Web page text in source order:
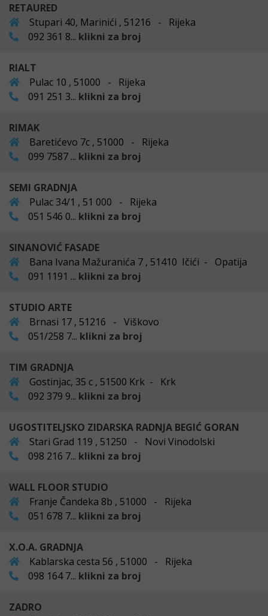
RETAURED
Stupari 40, Marinići , 51216 - Rijeka
092 361 8... klikni za broj
RIALT
Pulac 10 , 51000 - Rijeka
091 251 3... klikni za broj
RIMAK
Baretićevo 7c , 51000 - Rijeka
099 7587 ... klikni za broj
SEMI GRADNJA
Pulac 34/1 , 51 000 - Rijeka
051 546 0... klikni za broj
SINANOVIĆ FASADE
Bana Ivana Mažuranića 7 , 51410 Ičići - Opatija
091 1191 ... klikni za broj
STUDIO ARTE
Brnasi 17 , 51216 - Viškovo
051/258 7... klikni za broj
TIM GRADNJA
Gostinjac, 35 c , 51500 Krk - Krk
092 379 9... klikni za broj
UGOSTITELJSKO ZIDARSKA RADNJA BEGIĆ GORAN
Stari Grad 119 , 51250 - Novi Vinodolski
098 216 7... klikni za broj
WALL FLOOR STUDIO
Franje Čandeka 8b , 51000 - Rijeka
051 678 7... klikni za broj
X.O.A. GRADNJA
Kablarska cesta 56 , 51000 - Rijeka
098 164 7... klikni za broj
ZADRO